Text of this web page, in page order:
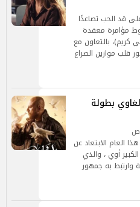
قد الحب تصاعدًا
مؤامرة معقدة
كريم)، بالتعاون مع
قلب موازين الصراع
بطولة
العام الابتعاد عن
أوي ، والذي
وارتبط به جمهور